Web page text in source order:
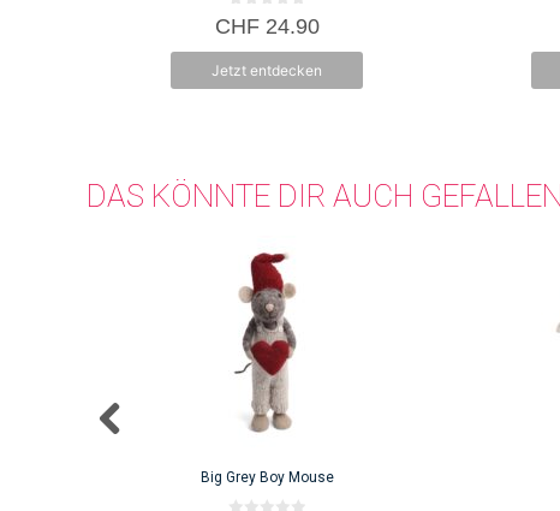
0
v
5
CHF24.90
Jetzt entdecken
DAS KÖNNTE DIR AUCH GEFALLEN
Big Grey Boy Mouse